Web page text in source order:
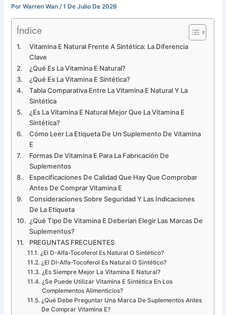
PorWarren Wan/1 De Julio De 2026
Índice
Vitamina E Natural Frente A Sintética: La Diferencia
Clave
¿Qué Es La Vitamina E Natural?
¿Qué Es La Vitamina E Sintética?
Tabla Comparativa Entre La Vitamina E Natural Y La
Sintética
¿Es La Vitamina E Natural Mejor Que La Vitamina E
Sintética?
Cómo Leer La Etiqueta De Un Suplemento De Vitamina
E
Formas De Vitamina E Para La Fabricación De
Suplementos
Especificaciones De Calidad Que Hay Que Comprobar
Antes De Comprar Vitamina E
Consideraciones Sobre Seguridad Y Las Indicaciones
De La Etiqueta
¿Qué Tipo De Vitamina E Deberían Elegir Las Marcas De
Suplementos?
PREGUNTAS FRECUENTES
¿El D-Alfa-Tocoferol Es Natural O Sintético?
¿El Dl-Alfa-Tocoferol Es Natural O Sintético?
¿Es Siempre Mejor La Vitamina E Natural?
¿Se Puede Utilizar Vitamina E Sintética En Los
Complementos Alimenticios?
¿Qué Debe Preguntar Una Marca De Suplementos Antes
De Comprar Vitamina E?